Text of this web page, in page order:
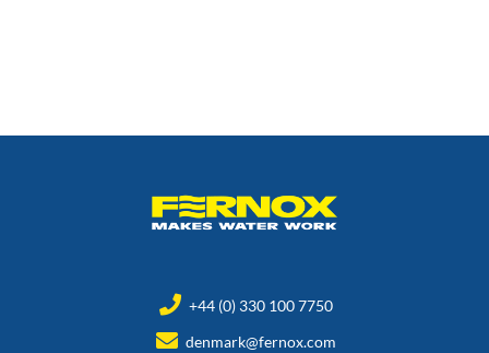
+44 (0) 330 100 7750
denmark@fernox.com